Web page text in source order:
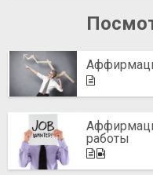
работы